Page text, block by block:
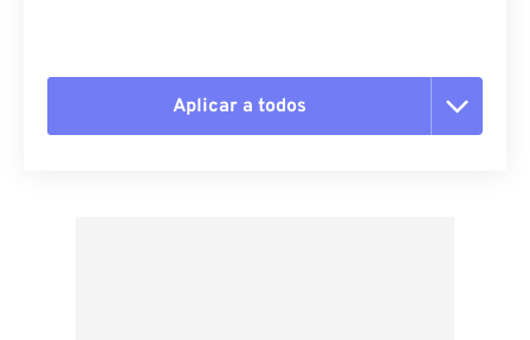
Aplicar a todos